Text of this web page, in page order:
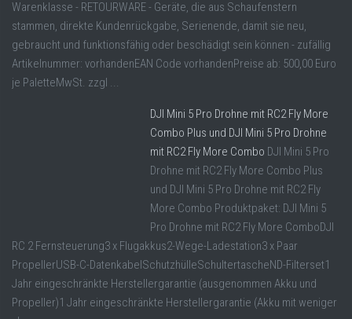
Warenklasse - RETOURWARE - Geräte, die aus Schaufenstern
stammen, direkte Kundenrückgabe, Serienende, damit sie neu,
gebraucht und funktionsfähig oder beschädigt sein können - zufällig
Artikelnummer: vorhandenEAN Code vorhandenPreise ab: 500,00 Euro
je PaletteMwSt. zzgl ...
DJI Mini 5 Pro Drohne mit RC2 Fly More
Combo Plus und DJI Mini 5 Pro Drohne
mit RC2 Fly More Combo DJI Mini 5 Pro
Drohne mit RC2 Fly More Combo Plus
und DJI Mini 5 Pro Drohne mit RC2 Fly
More Combo Produktpaket: DJI Mini 5
Pro Drohne mit RC2 Fly More ComboDJI
RC 2 Fernsteuerung3 x Flugakkus2-Wege-Ladestation3 x Paar
PropellerUSB-C-DatenkabelSchutzhülleSchultertascheND-Filterset1
Jahr eingeschränkte Herstellergarantie (ausgenommen Akku und
Propeller)1 Jahr eingeschränkte Herstellergarantie (Akku mit weniger